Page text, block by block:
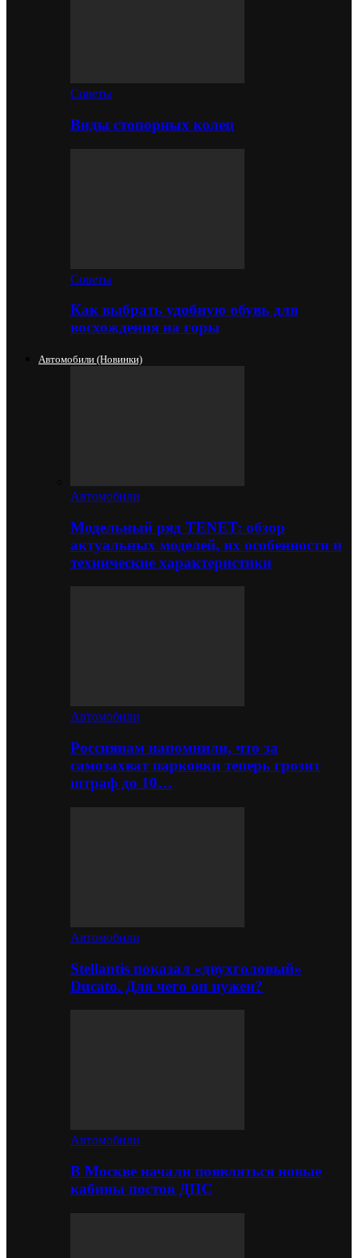
Советы
Виды стопорных колец
Советы
Как выбрать удобную обувь для
восхождения на горы
Автомобили (новинки)
Автомобили
Модельный ряд TENET: обзор
актуальных моделей, их особенности и
технические характеристики
Автомобили
Россиянам напомнили, что за
самозахват парковки теперь грозит
штраф до 10…
Автомобили
Stellantis показал «двухголовый»
Ducato. Для чего он нужен?
Автомобили
В Москве начали появляться новые
кабины постов ДПС